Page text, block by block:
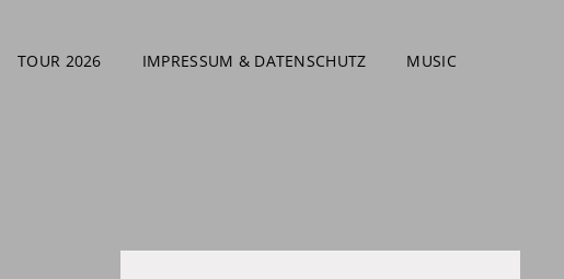
TOUR 2026 IMPRESSUM & DATENSCHUTZ MUSIC